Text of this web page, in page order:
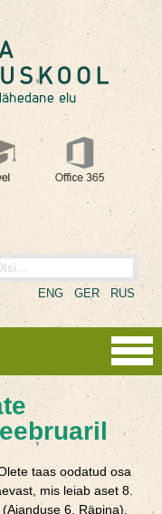
ENG GER RUS
taas oodatud osa
mis leiab aset 8.
6, Räpina).